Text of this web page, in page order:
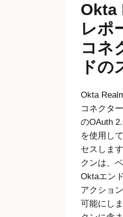
Okta
レポ
コネ
ドの
Okta
コネクタ
のOAuth
を使用し
セスしま
クンは、
Oktaエン
アクショ
可能にし